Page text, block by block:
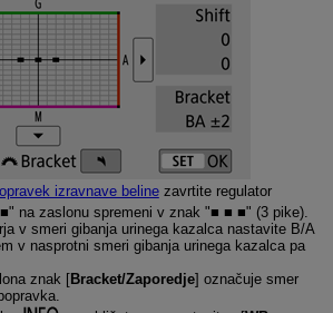
izravnave belinezavrtite regulator
na zaslonu spremeni v znak "■ ■ ■" (3 pike).
v smeri gibanja urinega kazalca nastavite B/A
v nasprotni smeri gibanja urinega kazalca pa
znak [Bracket/Zaporedje] označuje smer